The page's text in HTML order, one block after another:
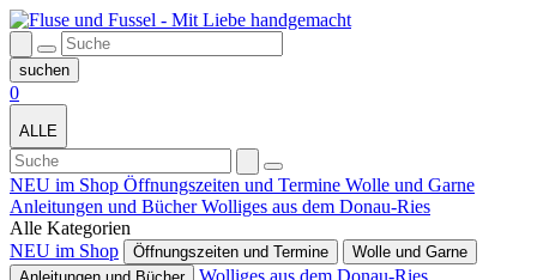
0
ALLE
NEU im Shop Öffnungszeiten und Termine Wolle und Garne
Anleitungen und BücherWolliges aus dem Donau-Ries
Alle Kategorien
NEU im Shop
Öffnungszeiten und Termine
Wolle und Garne
Wolliges aus dem Donau-Ries